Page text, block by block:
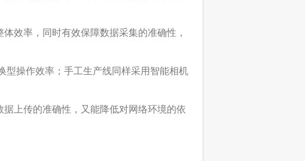
效率，同时有效保障数据采集的准确性，
型操作效率；手工生产线同样采用智能相机
上传的准确性，又能降低对网络环境的依